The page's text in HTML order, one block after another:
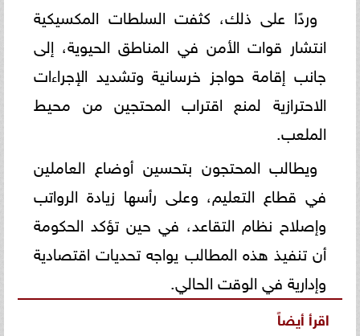
وردًا على ذلك، كثفت السلطات المكسيكية
انتشار قوات الأمن في المناطق الحيوية، إلى
جانب إقامة حواجز خرسانية وتشديد الإجراءات
الاحترازية لمنع اقتراب المحتجين من محيط
الملعب.
ويطالب المحتجون بتحسين أوضاع العاملين
في قطاع التعليم، وعلى رأسها زيادة الرواتب
وإصلاح نظام التقاعد، في حين تؤكد الحكومة
أن تنفيذ هذه المطالب يواجه تحديات اقتصادية
وإدارية في الوقت الحالي.
اقرأ أيضاً